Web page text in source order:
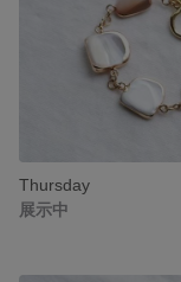
Thursday
展示中